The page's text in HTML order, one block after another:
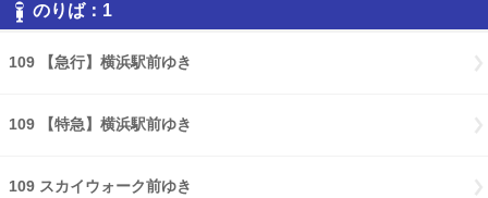
のりば：1
109 【急行】横浜駅前ゆき
109 【特急】横浜駅前ゆき
109 スカイウォーク前ゆき